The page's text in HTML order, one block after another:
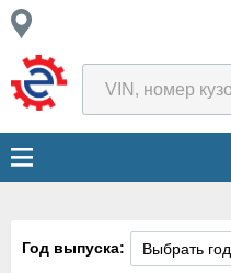
Год выпуска: Выбрать год